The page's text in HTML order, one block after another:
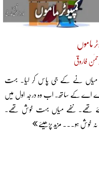
ماموں
فاروقی
میاں نے کے جی پاس کر لیا۔ بہت
اے کے ساتھ۔ اب وہ درجہ اول میں
تھے۔ ننھے میاں بہت خوش تھے۔
نہ خوش ہو... مزید پڑھیئے